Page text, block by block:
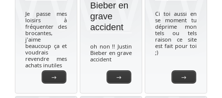
→
Je passe mes
loisirs à
fréquenter des
brocantes,
j'aime
beaucoup ça et
voudrais
revendre mes
achats inutiles
→
Bieber en
grave
accident
oh non !! Justin
Bieber en grave
accident
→
Ci toi aussi en
se moment tu
déprime mon
tels ou tels
raison ce site
est fait pour toi
;)